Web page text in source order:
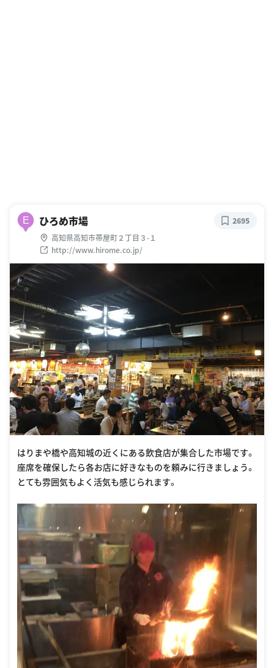
E ひろめ市場
高知県高知市帯屋町２丁目３-１
http://www.hirome.co.jp/
2695
はりまや橋や高知城の近くにある飲食店が集合した市場です。
座席を確保したら各お店に好きなものを頼みに行きましょう。
とても雰囲気もよく活気も感じられます。